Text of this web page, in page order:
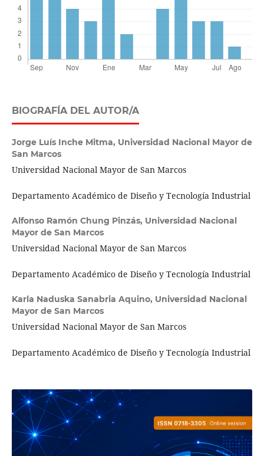
BIOGRAFÍA DEL AUTOR/A
Jorge Luís Inche Mitma, Universidad Nacional Mayor de
San Marcos
Universidad Nacional Mayor de San Marcos
Departamento Académico de Diseño y Tecnología Industrial
Alfonso Ramón Chung Pinzás, Universidad Nacional
Mayor de San Marcos
Universidad Nacional Mayor de San Marcos
Departamento Académico de Diseño y Tecnología Industrial
Karla Naduska Sanabria Aquino, Universidad Nacional
Mayor de San Marcos
Universidad Nacional Mayor de San Marcos
Departamento Académico de Diseño y Tecnología Industrial